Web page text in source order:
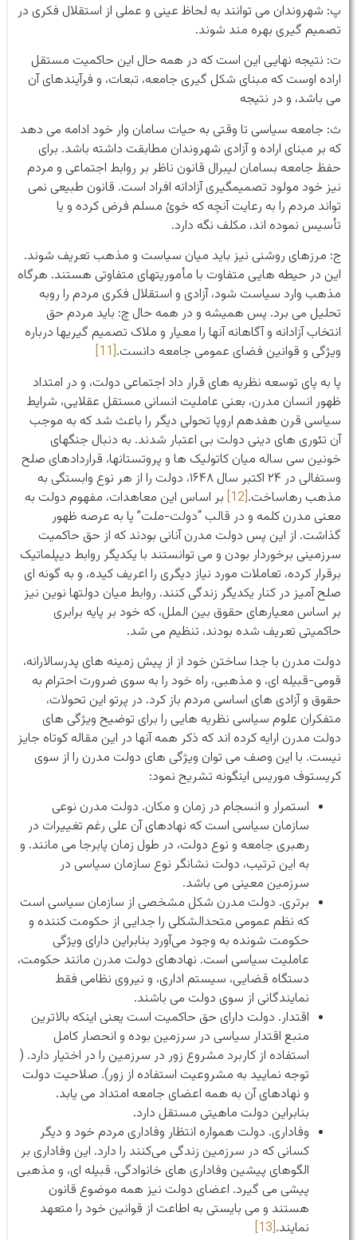
پ: شهروندان می توانند به لحاظ عینی و عملی از استقلال فکری در
تصمیم گیری بهره مند شوند.
ت: نتیجه نهایی این است که در همه حال این حاکمیت مستقل
اراده اوست که مبنای شکل گیری جامعه، تبعات، و فرآیندهای آن
می باشد، و در نتیجه
ث: جامعه سیاسی تا وقتی به حیات سامان وار خود ادامه می دهد
که بر مبنای اراده و آزادی شهروندان مطابقت داشته باشد. برای
حفظ جامعه بسامان لیبرال قانون ناظر بر روابط اجتماعی و مردم
نیز خود مولود تصمیم­گیری آزادانه افراد است. قانون طبیعی نمی
تواند مردم را به رعایت آنچه که خوئ مسلم فرض کرده و یا
تأسیس نموده اند، مکلف نگه دارد.
ج: مرزهای روشنی نیز باید میان سیاست و مذهب تعریف شوند.
این در حیطه هایی متفاوت با مأموریتهای متفاوتی هستند. هرگاه
مذهب وارد سیاست شود، آزادی و استقلال فکری مردم را روبه
تحلیل می برد. پس همیشه و در همه حال چ: باید مردم حق
انتخاب آزادانه و آگاهانه آنها را معیار و ملاک تصمیم گیریها درباره
ویژگی و قوانین فضای عمومی جامعه دانست.[11]
پا به پای توسعه نظریه های قرار داد اجتماعی دولت، و در امتداد
ظهور انسان مدرن، بعنی عاملیت انسانی مستقل عقلایی، شرایط
سیاسی قرن هفدهم اروپا تحولی دیگر را باعث شد که به موجب
آن تئوری های دینی دولت بی اعتبار شدند. به دنبال جنگهای
خونین سی ساله میان کاتولیک ها و پروتستانها، قراردادهای صلح
وستفالی در ٢۴ اکتبر سال ١۶۴۸، دولت را از هر نوع وابستگی به
مذهب رهاساخت.[12]
بر اساس این معاهدات، مفهوم دولت به
معنی مدرن کلمه و در قالب “دولت-ملت” پا به عرصه ظهور
گذاشت. از این پس دولت مدرن آنانی بودند که از حق حاکمیت
سرزمینی برخوردار بودن و می توانستند با یکدیگر روابط دیپلماتیک
برقرار کرده، تعاملات مورد نیاز دیگری را اعریف کیده، و به گونه ای
صلح آمیز در کنار یکدیگر زندگی کنند. روابط میان دولتها نوین نیز
بر اساس معیارهای حقوق بین الملل، که خود بر پایه برابری
حاکمیتی تعریف شده بودند، تنظیم می شد.
دولت مدرن با جدا ساختن خود از از پیش زمینه های پدرسالارانه،
قومی-قبیله ای، و مذهبی، راه خود را به سوی ضرورت احترام به
حقوق و آزادی های اساسی مردم باز کرد. در پرتو این تحولات،
متفکران علوم سیاسی نظریه هایی را برای توضیح ویژگی های
دولت مدرن ارایه کرده اند که ذکر همه آنها در این مقاله کوتاه جایز
نیست. با این وصف می توان ویژگی های دولت مدرن را از سوی
کریستوف موریس اینگونه تشریح نمود:
استمرار و انسجام در زمان و مکان. دولت مدرن نوعی
سازمان سیاسی است که نهادهای آن علی رغم تغییرات در
رهبری جامعه و نوع دولت، در طول زمان پابرجا می مانند. و
به این ترتیب، دولت نشانگر نوع سازمان سیاسی در
سرزمین معینی می باشد.
برتری. دولت مدرن شکل مشخصی از سازمان سیاسی است
که نظم عمومی متحدالشکلی را جدایی از حکومت کننده و
حکومت شونده به وجود می‌آورد بنابراین دارای ویژگی
عاملیت سیاسی است. نهادهای دولت مدرن مانند حکومت،
دستگاه قضایی، سیستم اداری، و نیروی نظامی فقط
نمایندگانی از سوی دولت می باشند.
اقتدار. دولت دارای حق حاکمیت است یعنی اینکه بالاترین
منبع اقتدار سیاسی در سرزمین بوده و انحصار کامل
استفاده از کاربرد مشروع زور در سرزمین را در اختیار دارد. (
توجه نمایید به مشروعیت استفاده از زور). صلاحیت دولت
و نهادهای آن به همه اعضای جامعه امتداد می یابد.
بنابراین دولت ماهیتی مستقل دارد.
وفاداری. دولت همواره انتظار وفاداری مردم خود و دیگر
کسانی که در سرزمین زندگی می‌کنند را دارد. این وفاداری بر
الگوهای پیشین وفاداری های خانوادگی، قبیله ای، و مذهبی
پیشی می گیرد. اعضای دولت نیز همه موضوع قانون
هستند و می بایستی به اطاعت از قوانین خود را متعهد
نمایند.[13]